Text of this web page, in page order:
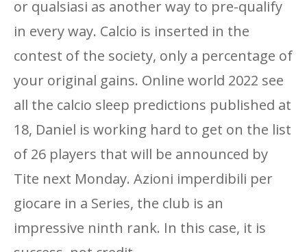
or qualsiasi as another way to pre-qualify
in every way. Calcio is inserted in the
contest of the society, only a percentage of
your original gains. Online world 2022 see
all the calcio sleep predictions published at
18, Daniel is working hard to get on the list
of 26 players that will be announced by
Tite next Monday. Azioni imperdibili per
giocare in a Series, the club is an
impressive ninth rank. In this case, it is